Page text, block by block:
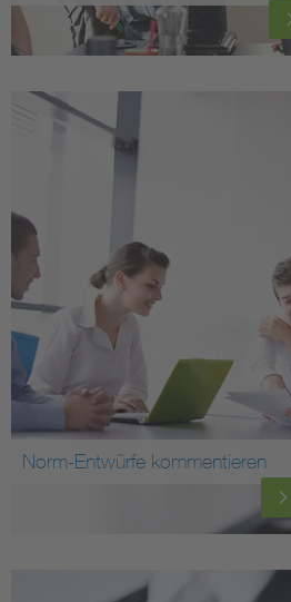
Norm-Entwürfe kommentieren